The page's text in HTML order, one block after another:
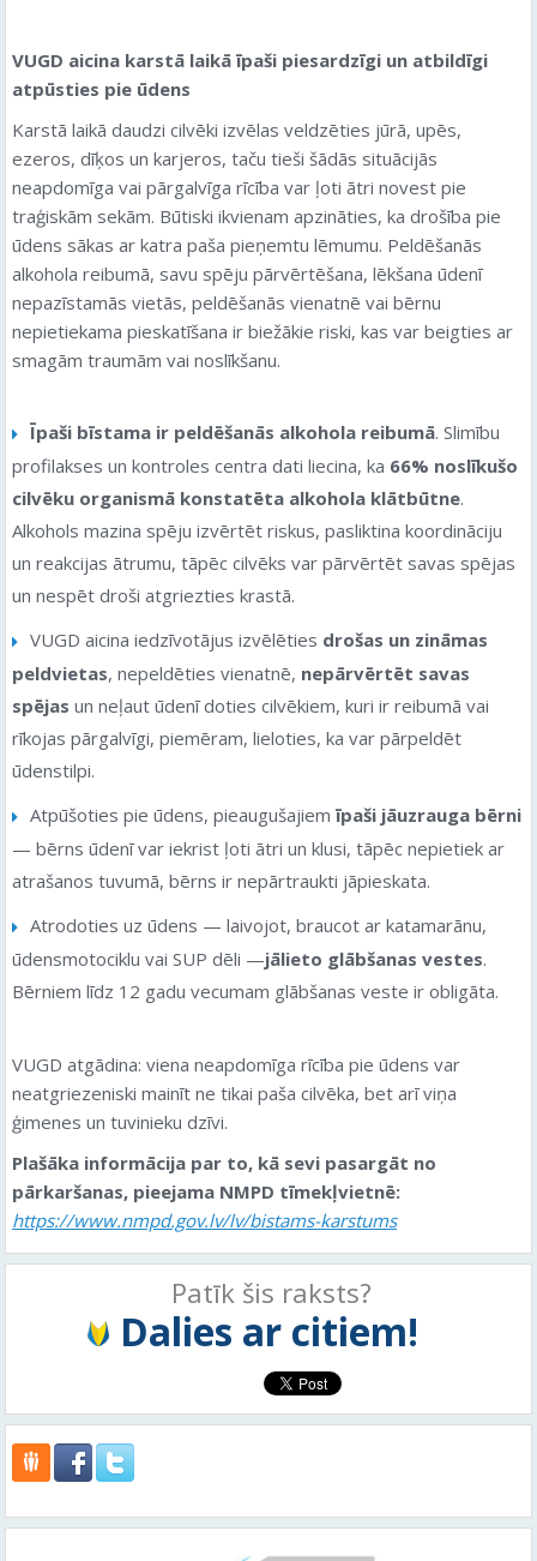
VUGD aicina karstā laikā īpaši piesardzīgi un atbildīgi
atpūsties pie ūdens
Karstā laikā daudzi cilvēki izvēlas veldzēties jūrā, upēs,
ezeros, dīķos un karjeros, taču tieši šādās situācijās
neapdomīga vai pārgalvīga rīcība var ļoti ātri novest pie
traģiskām sekām. Būtiski ikvienam apzināties, ka drošība pie
ūdens sākas ar katra paša pieņemtu lēmumu. Peldēšanās
alkohola reibumā, savu spēju pārvērtēšana, lēkšana ūdenī
nepazīstamās vietās, peldēšanās vienatnē vai bērnu
nepietiekama pieskatīšana ir biežākie riski, kas var beigties ar
smagām traumām vai noslīkšanu.
Īpaši bīstama ir peldēšanās alkohola reibumā. Slimību
profilakses un kontroles centra dati liecina, ka 66% noslīkušo
cilvēku organismā konstatēta alkohola klātbūtne.
Alkohols mazina spēju izvērtēt riskus, pasliktina koordināciju
un reakcijas ātrumu, tāpēc cilvēks var pārvērtēt savas spējas
un nespēt droši atgriezties krastā.
VUGD aicina iedzīvotājus izvēlēties drošas un zināmas
peldvietas, nepeldēties vienatnē, nepārvērtēt savas
spējas un neļaut ūdenī doties cilvēkiem, kuri ir reibumā vai
rīkojas pārgalvīgi, piemēram, lieloties, ka var pārpeldēt
ūdenstilpi.
Atpūšoties pie ūdens, pieaugušajiem īpaši jāuzrauga bērni
— bērns ūdenī var iekrist ļoti ātri un klusi, tāpēc nepietiek ar
atrašanos tuvumā, bērns ir nepārtraukti jāpieskata.
Atrodoties uz ūdens — laivojot, braucot ar katamarānu,
ūdensmotociklu vai SUP dēli —jālieto glābšanas vestes.
Bērniem līdz 12 gadu vecumam glābšanas veste ir obligāta.
VUGD atgādina: viena neapdomīga rīcība pie ūdens var
neatgriezeniski mainīt ne tikai paša cilvēka, bet arī viņa
ģimenes un tuvinieku dzīvi.
Plašāka informācija par to, kā sevi pasargāt no
pārkaršanas, pieejama NMPD tīmekļvietnē:
https://www.nmpd.gov.lv/lv/bistams-karstums
Patīk šis raksts?
Dalies ar citiem!